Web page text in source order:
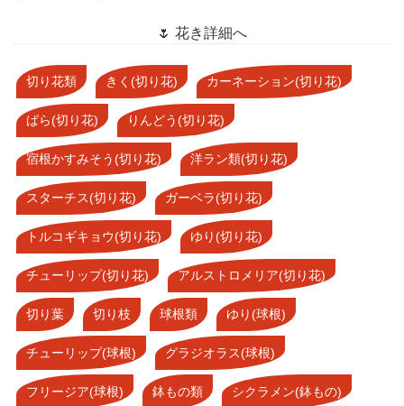
🌷 花き詳細へ
切り花類 きく(切り花) カーネーション(切り花)
ばら(切り花) りんどう(切り花)
宿根かすみそう(切り花) 洋ラン類(切り花)
スターチス(切り花) ガーベラ(切り花)
トルコギキョウ(切り花) ゆり(切り花)
チューリップ(切り花) アルストロメリア(切り花)
切り葉 切り枝 球根類 ゆり(球根)
チューリップ(球根) グラジオラス(球根)
フリージア(球根) 鉢もの類 シクラメン(鉢もの)